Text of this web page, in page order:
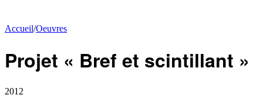
Accueil/Oeuvres
Projet « Bref et scintillant »
2012